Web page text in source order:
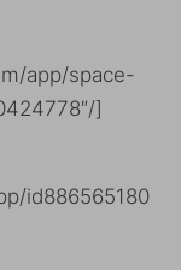
app/space-
]
id886565180